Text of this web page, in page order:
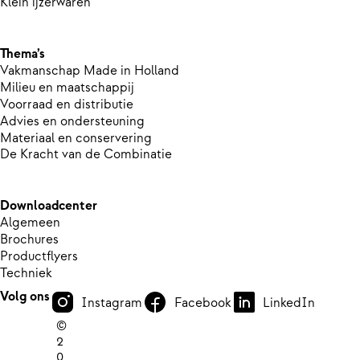
Thema’s
Vakmanschap Made in Holland
Milieu en maatschappij
Voorraad en distributie
Advies en ondersteuning
Materiaal en conservering
De Kracht van de Combinatie
Downloadcenter
Algemeen
Brochures
Productflyers
Techniek
Volg ons
Instagram Facebook
LinkedIn
©
2